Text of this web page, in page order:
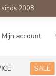
sinds 2008
Mijn account
SALE